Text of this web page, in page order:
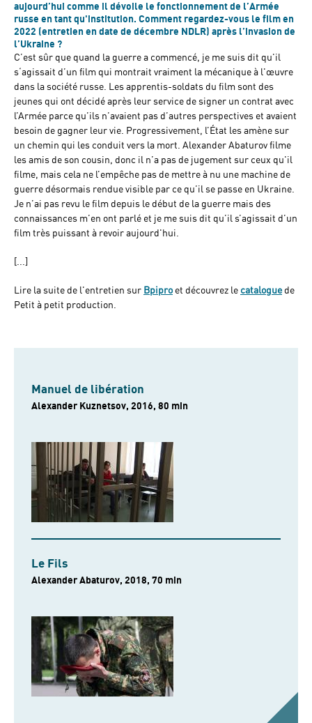
aujourd’hui comme il dévoile le fonctionnement de l’Armée
russe en tant qu'institution. Comment regardez-vous le film en
2022 (entretien en date de décembre NDLR) après l’invasion de
l’Ukraine ?
C’est sûr que quand la guerre a commencé, je me suis dit qu'il
s‘agissait d’un film qui montrait vraiment la mécanique à l'œuvre
dans la société russe. Les apprentis-soldats du film sont des
jeunes qui ont décidé après leur service de signer un contrat avec
l’Armée parce qu’ils n’avaient pas d’autres perspectives et avaient
besoin de gagner leur vie. Progressivement, l’État les amène sur
un chemin qui les conduit vers la mort. Alexander Abaturov filme
les amis de son cousin, donc il n’a pas de jugement sur ceux qu'il
filme, mais cela ne l’empêche pas de mettre à nu une machine de
guerre désormais rendue visible par ce qu’il se passe en Ukraine.
Je n’ai pas revu le film depuis le début de la guerre mais des
connaissances m’en ont parlé et je me suis dit qu’il s’agissait d’un
film très puissant à revoir aujourd'hui.
[...]
Lire la suite de l'entretien sur Bpipro et découvrez le catalogue de
Petit à petit production.
Manuel de libération
Alexander Kuznetsov, 2016, 80 min
Le Fils
Alexander Abaturov, 2018, 70 min